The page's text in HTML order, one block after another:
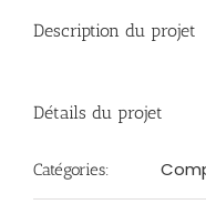
Description du projet
Détails du projet
Catégories: